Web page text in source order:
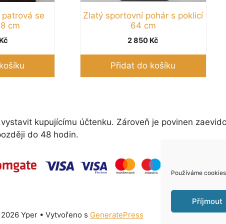
Používáme
Příjmout
se
cm
Kč
Zlatý sportovní pohár s poklicí
64 cm
2 850 Kč
Přidat do košíku
kupujícímu účtenku. Zároveň je povinen
do 48 hodin.
Yper• Vytvořeno s GeneratePress